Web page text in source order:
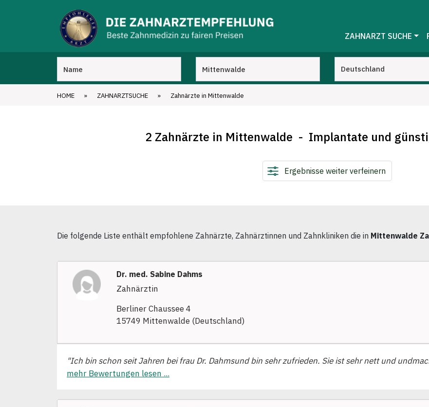
ZAHNARZT SUCHE
HOME » ZAHNARZTSUCHE » Zahnärzte in Mittenwalde
2 Zahnärzte in Mittenwalde - Implantate und
Ergebnisse weiter verfeinern
Die folgende Liste enthält empfohlene Zahnärzte, Zahnärztinnen und Zahnkliniken die in Mittenwalde
Dr. med. Sabine Dahms
Zahnärztin
Berliner Chaussee 4
15749 Mittenwalde (Deutschland)
"Ich bin schon seit Jahren bei frau Dr. Dahmsund bin sehr zufrieden. Sie ist sehr nett und
mehr Bewertungen lesen ...